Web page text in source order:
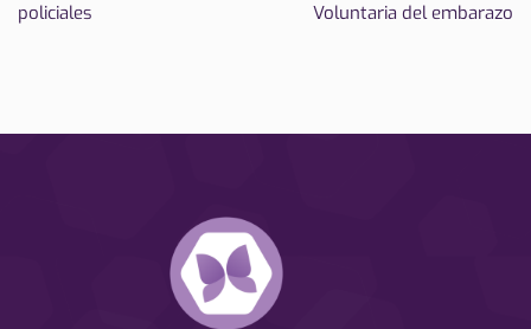
policiales
Voluntaria del embarazo